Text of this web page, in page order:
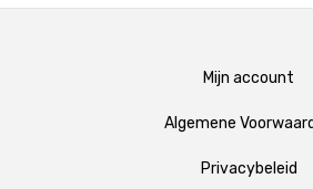
Mijn account
Algemene
Privacybeleid